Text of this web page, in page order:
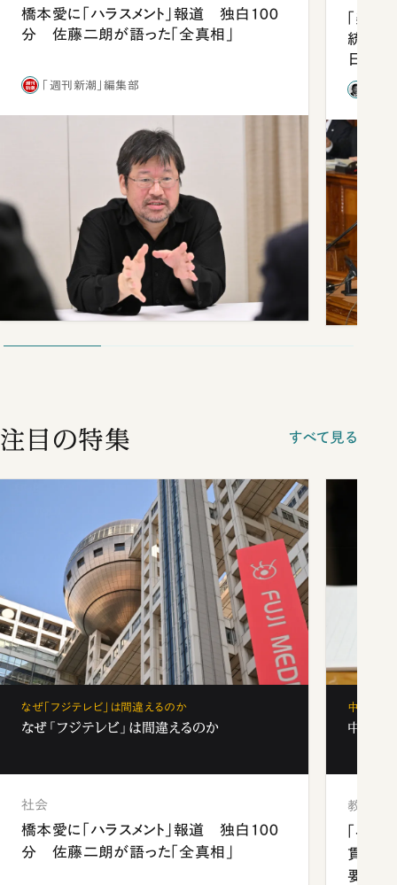
橋本愛に「ハラスメント」報道 独白100
分 佐藤二朗が語った「全真相」
「週刊新潮」編集部
「楽し
統領と
日米
が明
談まで
注目の特集 すべて見る
なぜ「フジテレビ」は間違えるのか
なぜ「フジテレビ」は間違えるのか
社会
橋本愛に「ハラスメント」報道 独白100
分 佐藤二朗が語った「全真相」
中学受験
中学受
教育
「早
貫校へ
要だっ